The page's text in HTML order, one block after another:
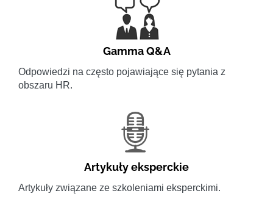
Gamma Q&A
Odpowiedzi na często pojawiające się pytania z
obszaru HR.
Artykuły eksperckie
Artykuły związane ze szkoleniami eksperckimi.